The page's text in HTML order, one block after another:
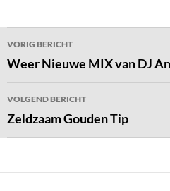
Bericht
navigatie
VORIG BERICHT
Weer Nieuwe MIX van DJ
VOLGEND BERICHT
Zeldzaam Gouden Tip